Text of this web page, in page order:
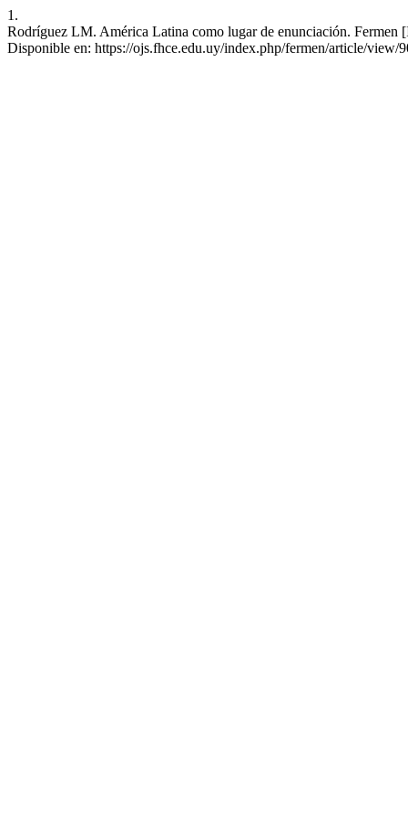
1.
Rodríguez LM. América Latina como lugar de enunciación. Fermen
Disponible en: https://ojs.fhce.edu.uy/index.php/fermen/article/view/